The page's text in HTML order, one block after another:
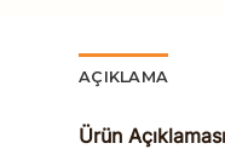
AÇIKLAMA
Ürün